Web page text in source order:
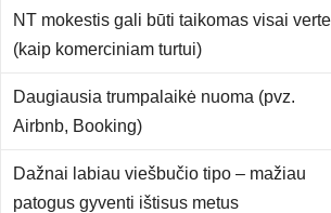
NT mokestis gali būti taikomas visai
(kaip komerciniam turtui)
Daugiausia trumpalaikė nuoma (pvz.
Airbnb, Booking)
Dažnai labiau viešbučio tipo – mažiau
patogus gyventi ištisus metus